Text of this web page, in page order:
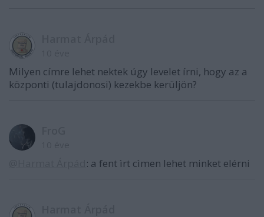
Milyen címre lehet nektek úgy levelet írni, hogy az a
központi (tulajdonosi) kezekbe kerüljön?
: a fent ìrt cìmen lehet minket elérni